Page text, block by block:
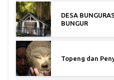
DESA
BUNGUR
Topeng dan